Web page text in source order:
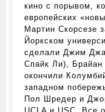
кино с порывом,
европейских
Мартин Скорсезе
Йоркском
сделали Джим
Спайк Ли),
окончили
западном
Пол Шредер и